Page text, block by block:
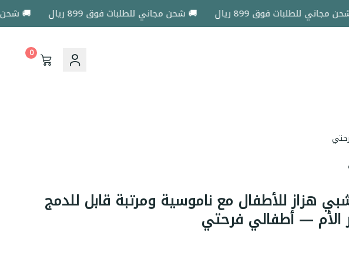
مجاني للطلبات فوق 899 ريال 🚚 شحن مجاني للطلبات فوق 899 ريال 🚚 شحن
0
هزاز للأطفال مع ناموسية ومرتبة قابل للدمج
الأم — أطفالي فرحتي